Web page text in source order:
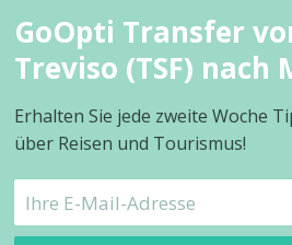
GoOpti Transfer
Treviso (TSF) nach
Erhalten Sie jede zweite Woche
über Reisen und Tourismus!